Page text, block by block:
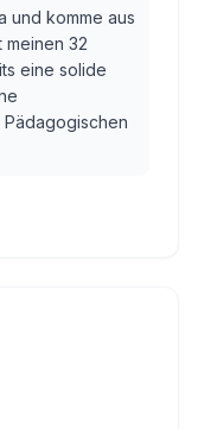
und komme aus
meinen 32
eine solide